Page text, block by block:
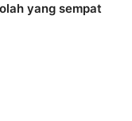
yang sempat